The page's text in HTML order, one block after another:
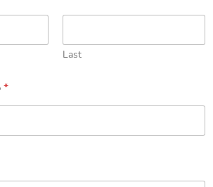
Last
*